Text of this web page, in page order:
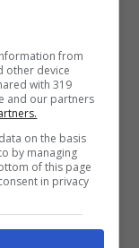
2050€
scommesse
from
other device
with 319
and our partners
on the basis
by managing
of this page
in privacy